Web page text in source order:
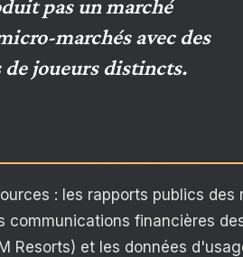
pas un marché
marchés avec des
de joueurs distincts.
: les rapports publics des
financières
Resorts) et les données